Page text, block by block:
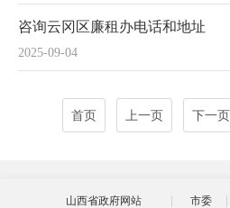
2025-09-04
咨询云冈区廉租办电话和地址
首页 上一页 下一页
山西省政府网站 市委